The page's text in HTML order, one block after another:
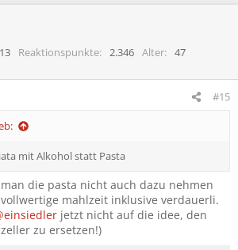
Reaktionspunkte 2.346 Alter
47
#15
mit Alkohol statt Pasta
die pasta nicht auch dazu nehmen
mahlzeit inklusive verdauerli.
jetzt nicht auf die idee, den
zu ersetzen!)